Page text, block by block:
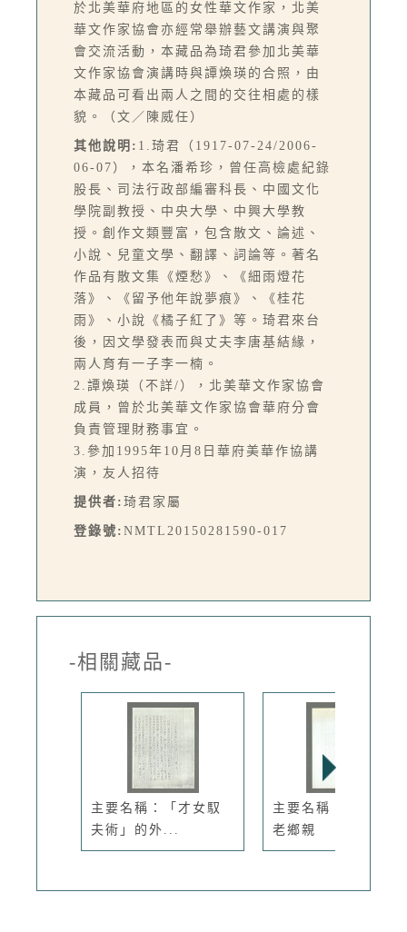
於北美華府地區的女性華文作家，北美
華文作家協會亦經常舉辦藝文講演與聚
會交流活動，本藏品為琦君參加北美華
文作家協會演講時與譚煥瑛的合照，由
本藏品可看出兩人之間的交往相處的樣
貌。（文／陳威任）
其他說明: 1.琦君（1917-07-24/2006-
06-07），本名潘希珍，曾任高檢處紀錄
股長、司法行政部編審科長、中國文化
學院副教授、中央大學、中興大學教
授。創作文類豐富，包含散文、論述、
小說、兒童文學、翻譯、詞論等。著名
作品有散文集《煙愁》、《細雨燈花
落》、《留予他年說夢痕》、《桂花
雨》、小說《橘子紅了》等。琦君來台
後，因文學發表而與丈夫李唐基結緣，
兩人育有一子李一楠。
2.譚煥瑛（不詳/），北美華文作家協會
成員，曾於北美華文作家協會華府分會
負責管理財務事宜。
3.參加1995年10月8日華府美華作協講
演，友人招待
提供者: 琦君家屬
登錄號: NMTL20150281590-017
-相關藏品-
主要名稱：「才女馭
夫術」的外...
主要名稱：我們都是
老鄉親